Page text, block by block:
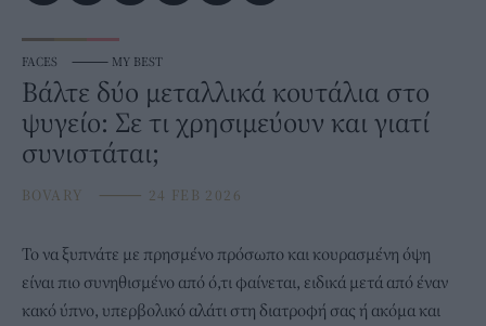
FACES ⸻ MY BEST
Βάλτε δύο μεταλλικά κουτάλια στο
ψυγείο: Σε τι χρησιμεύουν και γιατί
συνιστάται;
BOVARY ⸻ 24 FEB 2026
Το να ξυπνάτε με πρησμένο πρόσωπο και κουρασμένη όψη
είναι πιο συνηθισμένο από ό,τι φαίνεται, ειδικά μετά από έναν
κακό ύπνο, υπερβολικό αλάτι στη διατροφή σας ή ακόμα και